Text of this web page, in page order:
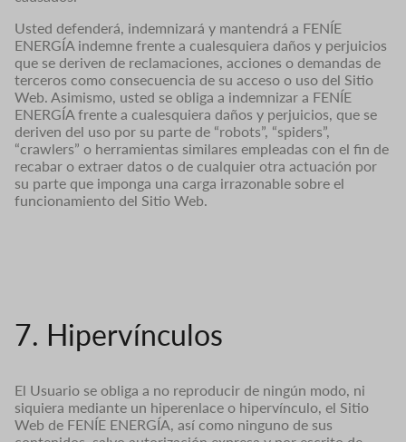
Usted defenderá, indemnizará y mantendrá a FENÍE
ENERGÍA indemne frente a cualesquiera daños y perjuicios
que se deriven de reclamaciones, acciones o demandas de
terceros como consecuencia de su acceso o uso del Sitio
Web. Asimismo, usted se obliga a indemnizar a FENÍE
ENERGÍA frente a cualesquiera daños y perjuicios, que se
deriven del uso por su parte de “robots”, “spiders”,
“crawlers” o herramientas similares empleadas con el fin de
recabar o extraer datos o de cualquier otra actuación por
su parte que imponga una carga irrazonable sobre el
funcionamiento del Sitio Web.
7. Hipervínculos
El Usuario se obliga a no reproducir de ningún modo, ni
siquiera mediante un hiperenlace o hipervínculo, el Sitio
Web de FENÍE ENERGÍA, así como ninguno de sus